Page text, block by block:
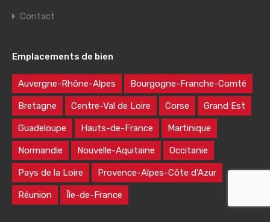
Contact
Emplacements de bien
Auvergne-Rhône-Alpes Bourgogne-Franche-Comté
Bretagne Centre-Val de Loire Corse Grand Est
Guadeloupe Hauts-de-France Martinique
Normandie Nouvelle-Aquitaine Occitanie
Pays de la Loire Provence-Alpes-Côte d’Azur
Réunion Île-de-France